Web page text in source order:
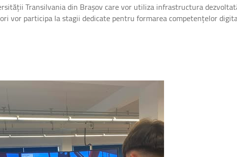
Transilvania din Brașov care vor utiliza infrastructura
vor participa la stagii dedicate pentru formarea competențelor